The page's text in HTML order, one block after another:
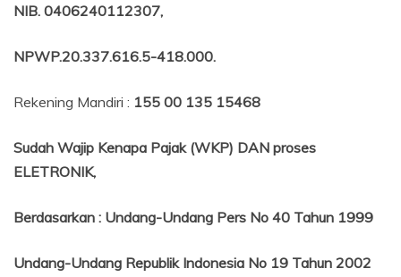
NIB. 0406240112307,
NPWP.20.337.616.5-418.000.
Rekening Mandiri : 155 00 135 15468
Sudah Wajip Kenapa Pajak (WKP) DAN proses
ELETRONIK,
Berdasarkan : Undang-Undang Pers No 40 Tahun 1999
Undang-Undang Republik Indonesia No 19 Tahun 2002